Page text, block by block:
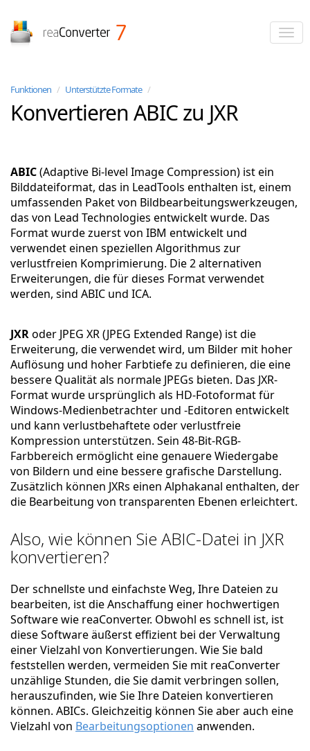
Funktionen / Unterstützte Formate /
Konvertieren ABIC zu JXR
ABIC(Adaptive Bi-level Image Compression) ist ein
Bilddateiformat, das in LeadTools enthalten ist, einem
umfassenden Paket von Bildbearbeitungswerkzeugen,
das von Lead Technologies entwickelt wurde. Das
Format wurde zuerst von IBM entwickelt und
verwendet einen speziellen Algorithmus zur
verlustfreien Komprimierung. Die 2 alternativen
Erweiterungen, die für dieses Format verwendet
werden, sind ABIC und ICA.
JXRoder JPEG XR (JPEG Extended Range) ist die
Erweiterung, die verwendet wird, um Bilder mit hoher
Auflösung und hoher Farbtiefe zu definieren, die eine
bessere Qualität als normale JPEGs bieten. Das JXR-
Format wurde ursprünglich als HD-Fotoformat für
Windows-Medienbetrachter und -Editoren entwickelt
und kann verlustbehaftete oder verlustfreie
Kompression unterstützen. Sein 48-Bit-RGB-
Farbbereich ermöglicht eine genauere Wiedergabe
von Bildern und eine bessere grafische Darstellung.
Zusätzlich können JXRs einen Alphakanal enthalten, der
die Bearbeitung von transparenten Ebenen erleichtert.
Also, wie können Sie ABIC-Datei in JXR
konvertieren?
Der schnellste und einfachste Weg, Ihre Dateien zu
bearbeiten, ist die Anschaffung einer hochwertigen
Software wie reaConverter. Obwohl es schnell ist, ist
diese Software äußerst effizient bei der Verwaltung
einer Vielzahl von Konvertierungen. Wie Sie bald
feststellen werden, vermeiden Sie mit reaConverter
unzählige Stunden, die Sie damit verbringen sollen,
herauszufinden, wie Sie Ihre Dateien konvertieren
können. ABICs. Gleichzeitig können Sie aber auch eine
Vielzahl von Bearbeitungsoptionen anwenden.